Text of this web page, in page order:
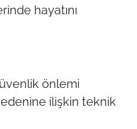
hayatını
önlemi
ilişkin teknik